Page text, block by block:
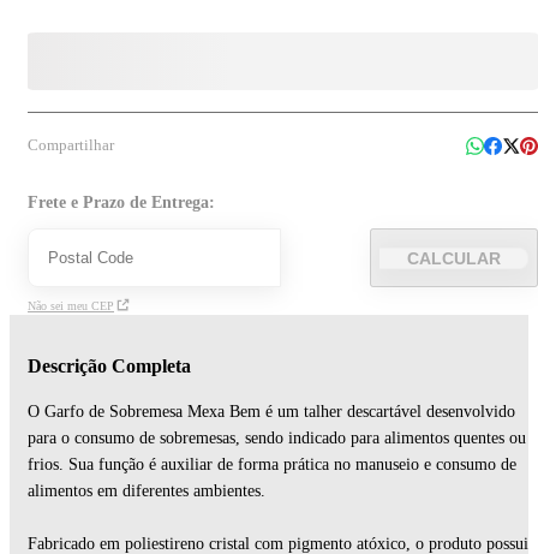
Compartilhar
Frete e Prazo de Entrega:
CALCULAR
Não sei meu CEP
Descrição Completa
O Garfo de Sobremesa Mexa Bem é um talher descartável desenvolvido
para o consumo de sobremesas, sendo indicado para alimentos quentes ou
frios. Sua função é auxiliar de forma prática no manuseio e consumo de
alimentos em diferentes ambientes.
Fabricado em poliestireno cristal com pigmento atóxico, o produto possui